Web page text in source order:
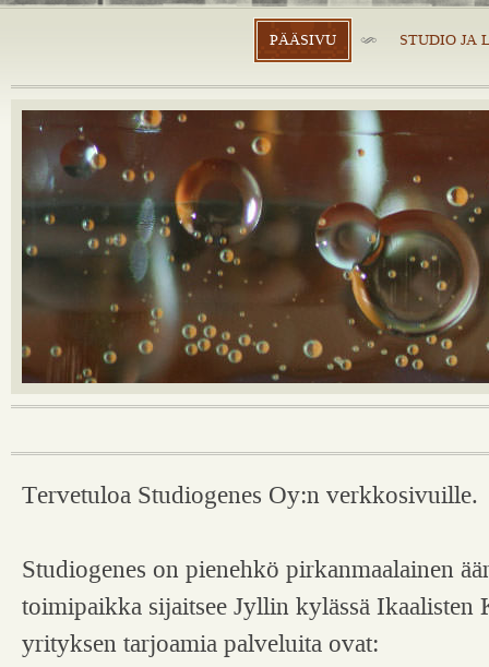
PÄÄSIVU STUDIO JA
Tervetuloa Studiogenes Oy:n verkkosivuille.
Studiogenes on pienehkö pirkanmaalainen
toimipaikka sijaitsee Jyllin kylässä Ikaalisten
yrityksen tarjoamia palveluita ovat: